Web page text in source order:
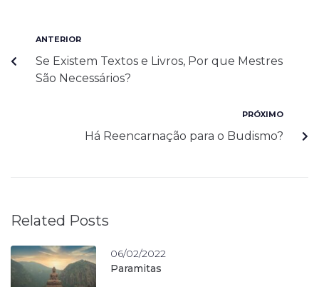
ANTERIOR
Se Existem Textos e Livros, Por que Mestres
São Necessários?
PRÓXIMO
Há Reencarnação para o Budismo?
Related Posts
06/02/2022
Paramitas